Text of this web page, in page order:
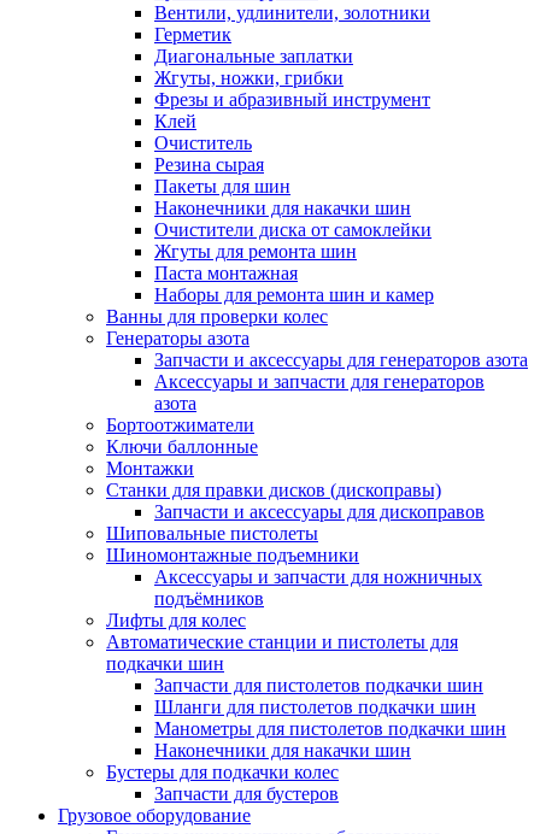
Вентили, удлинители, золотники
Герметик
Диагональные заплатки
Жгуты, ножки, грибки
Фрезы и абразивный инструмент
Клей
Очиститель
Резина сырая
Пакеты для шин
Наконечники для накачки шин
Очистители диска от самоклейки
Жгуты для ремонта шин
Паста монтажная
Наборы для ремонта шин и камер
Ванны для проверки колес
Генераторы азота
Запчасти и аксессуары для генераторов азота
Аксессуары и запчасти для генераторов
азота
Бортоотжиматели
Ключи баллонные
Монтажки
Станки для правки дисков (дископравы)
Запчасти и аксессуары для дископравов
Шиповальные пистолеты
Шиномонтажные подъемники
Аксессуары и запчасти для ножничных
подъёмников
Лифты для колес
Автоматические станции и пистолеты для
подкачки шин
Запчасти для пистолетов подкачки шин
Шланги для пистолетов подкачки шин
Манометры для пистолетов подкачки шин
Наконечники для накачки шин
Бустеры для подкачки колес
Запчасти для бустеров
Грузовое оборудование